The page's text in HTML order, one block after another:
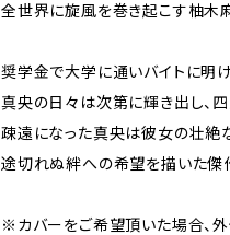
全世界に旋風を巻き起こす柚木
奨学金で大学に通いバイトに明
真央の日々は次第に輝き出し、
疎遠になった真央は彼女の壮絶
途切れぬ絆への希望を描いた傑
※カバーをご希望頂いた場合、外